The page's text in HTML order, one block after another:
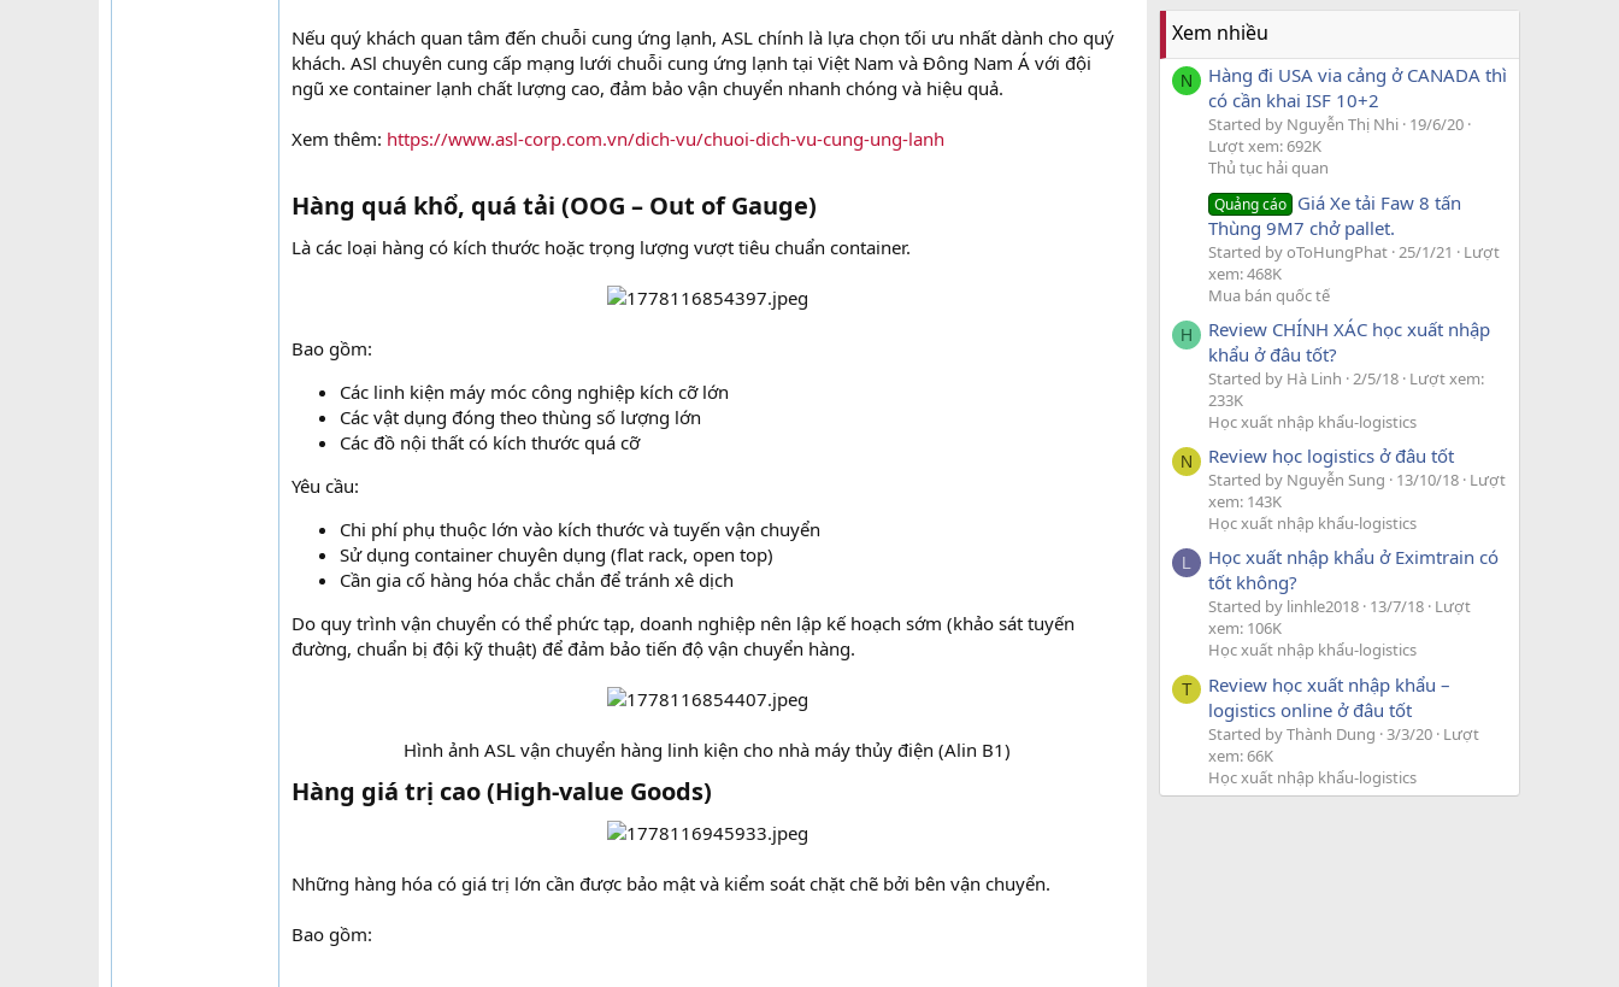
Nếu quý khách quan tâm đến chuỗi cung ứng lạnh, ASL chính là lựa chọn tối ưu nhất dành cho quý
khách. ASl chuyên cung cấp mạng lưới chuỗi cung ứng lạnh tại Việt Nam và Đông Nam Á với đội
ngũ xe container lạnh chất lượng cao, đảm bảo vận chuyển nhanh chóng và hiệu quả.
Xem thêm: https://www.asl-corp.com.vn/dich-vu/chuoi-dich-vu-cung-ung-lanh
Hàng quá khổ, quá tải (OOG – Out of Gauge)​
Là các loại hàng có kích thước hoặc trọng lượng vượt tiêu chuẩn container.
Bao gồm:
Các linh kiện máy móc công nghiệp kích cỡ lớn
Các vật dụng đóng theo thùng số lượng lớn
Các đồ nội thất có kích thước quá cỡ
Yêu cầu:
Chi phí phụ thuộc lớn vào kích thước và tuyến vận chuyển
Sử dụng container chuyên dụng (flat rack, open top)
Cần gia cố hàng hóa chắc chắn để tránh xê dịch
Do quy trình vận chuyển có thể phức tạp, doanh nghiệp nên lập kế hoạch sớm (khảo sát tuyến
đường, chuẩn bị đội kỹ thuật) để đảm bảo tiến độ vận chuyển hàng.
Hình ảnh ASL vận chuyển hàng linh kiện cho nhà máy thủy điện (Alin B1)​
Hàng giá trị cao (High-value Goods)​
Những hàng hóa có giá trị lớn cần được bảo mật và kiểm soát chặt chẽ bởi bên vận chuyển.
Bao gồm:
Xem nhiều
N
Hàng đi USA via cảng ở CANADA thì
có cần khai ISF 10+2
Started by Nguyễn Thị Nhi 19/6/20
Lượt xem: 692K
Thủ tục hải quan
Quảng cáo Giá Xe tải Faw 8 tấn
Thùng 9M7 chở pallet.
Started by oToHungPhat 25/1/21
Lượt
xem: 468K
Mua bán quốc tế
H
Review CHÍNH XÁC học xuất nhập
khẩu ở đâu tốt?
Started by Hà Linh 2/5/18 Lượt xem:
233K
Học xuất nhập khẩu-logistics
N Review học logistics ở đâu tốt
Started by Nguyễn Sung 13/10/18 Lượt
xem: 143K
Học xuất nhập khẩu-logistics
L
Học xuất nhập khẩu ở Eximtrain có
tốt không?
Started by linhle2018 13/7/18 Lượt
xem: 106K
Học xuất nhập khẩu-logistics
T
Review học xuất nhập khẩu –
logistics online ở đâu tốt
Started by Thành Dung 3/3/20 Lượt
xem: 66K
Học xuất nhập khẩu-logistics